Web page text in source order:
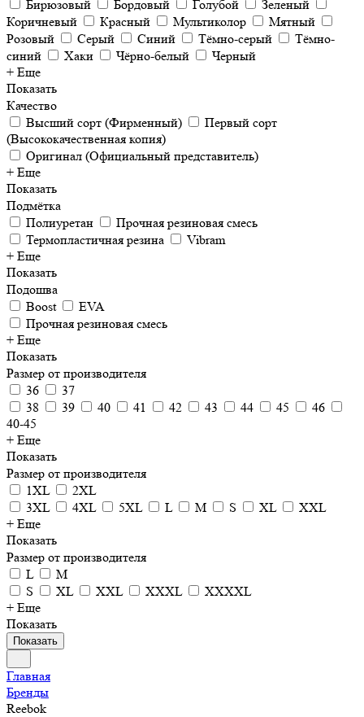
Бирюзовый Бордовый Голубой
Зеленый
Коричневый
Красный Мультиколор
Мятный
Розовый
Серый Синий Тёмно-серый
Тёмно-
синий
Хаки Чёрно-белый
Черный
+ Еще
Показать
Качество
Высший сорт (Фирменный)
Первый сорт
(Высококачественная копия)
Оригинал (Официальный представитель)
+ Еще
Показать
Подмётка
Полиуретан
Прочная резиновая смесь
Термопластичная резина
Vibram
+ Еще
Показать
Подошва
Boost
EVA
Прочная резиновая смесь
+ Еще
Показать
Размер от производителя
36
37
38
39 40 41 42 43 44 45
46
40-45
+ Еще
Показать
Размер от производителя
1XL
2XL
3XL
4XL 5XL L M S XL
XXL
+ Еще
Показать
Размер от производителя
L
M
S
XL XXL XXXL
XXXXL
+ Еще
Показать
Показать
Главная
Бренды
Reebok